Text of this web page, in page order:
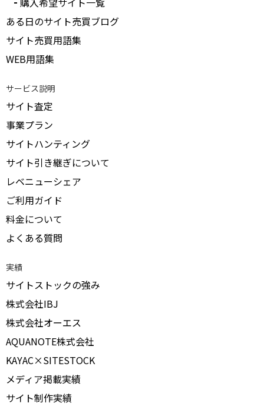
ある日のサイト売買ブログ
サイト売買用語集
WEB用語集
サービス説明
サイト査定
事業プラン
サイトハンティング
サイト引き継ぎについて
レベニューシェア
ご利用ガイド
料金について
よくある質問
実績
サイトストックの強み
株式会社IBJ
株式会社オーエス
AQUANOTE株式会社
KAYAC×SITESTOCK
メディア掲載実績
サイト制作実績